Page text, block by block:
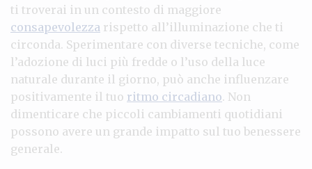
ti troverai in un contesto di maggiore
consapevolezza rispetto all’illuminazione che ti
circonda. Sperimentare con diverse tecniche, come
l’adozione di luci più fredde o l’uso della luce
naturale durante il giorno, può anche influenzare
positivamente il tuo ritmo circadiano. Non
dimenticare che piccoli cambiamenti quotidiani
possono avere un grande impatto sul tuo benessere
generale.